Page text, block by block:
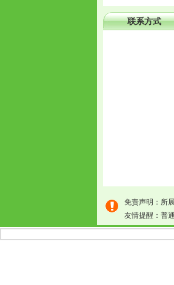
联系方式
免责声明：所
友情提醒：普